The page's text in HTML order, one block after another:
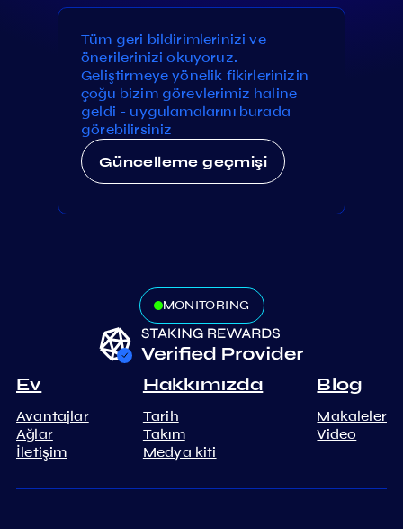
Tüm geri bildirimlerinizi ve
önerilerinizi okuyoruz.
Geliştirmeye yönelik fikirlerinizin
çoğu bizim görevlerimiz haline
geldi - uygulamalarını burada
görebilirsiniz
Güncelleme geçmişi
MONITORING
Ev
Avantajlar
Ağlar
İletişim
Hakkımızda
Tarih
Takım
Medya kiti
Blog
Makaleler
Video